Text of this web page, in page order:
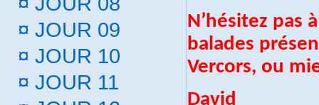
¤ JOUR 09
¤ JOUR 10
¤ JOUR 11
N’hésitez pas
balades
Vercors, ou
David